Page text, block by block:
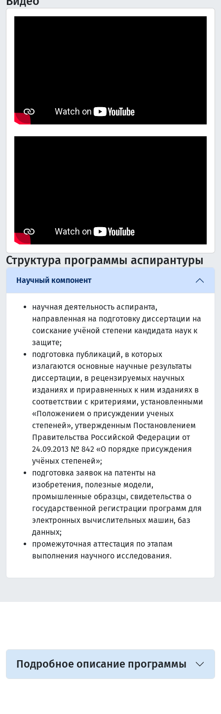
Структура программы аспирантуры
Научный компонент
научная деятельность аспиранта,
направленная на подготовку диссертации на
соискание учёной степени кандидата наук к
защите;
подготовка публикаций, в которых
излагаются основные научные результаты
диссертации, в рецензируемых научных
изданиях и приравненных к ним изданиях в
соответствии с критериями, установленными
«Положением о присуждении ученых
степеней», утвержденным Постановлением
Правительства Российской Федерации от
24.09.2013 № 842 «О порядке присуждения
учёных степеней»;
подготовка заявок на патенты на
изобретения, полезные модели,
промышленные образцы, свидетельства о
государственной регистрации программ для
электронных вычислительных машин, баз
данных;
промежуточная аттестация по этапам
выполнения научного исследования.
Подробное описание программы